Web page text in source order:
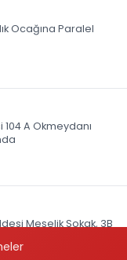
Ocağına Paralel
A Okmeydanı
Meşelik Sokak, 3B